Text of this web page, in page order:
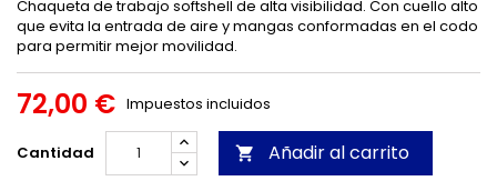
Chaqueta de trabajo softshell de alta visibilidad. Con cuello alto
que evita la entrada de aire y mangas conformadas en el codo
para permitir mejor movilidad.
72,00 € Impuestos incluidos
Cantidad  Añadir al carrito